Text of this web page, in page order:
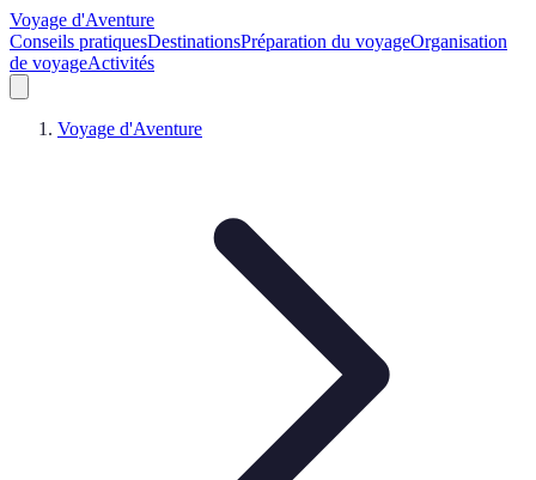
Voyage d'Aventure
Conseils pratiquesDestinationsPréparation du voyageOrganisation
de voyageActivités
Voyage d'Aventure